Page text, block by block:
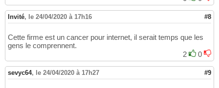
Invité, le 24/04/2020 à 17h16 #8
Cette firme est un cancer pour internet, il serait temps que les
gens le comprennent.
2
0
sevyc64, le 24/04/2020 à 17h27 #9